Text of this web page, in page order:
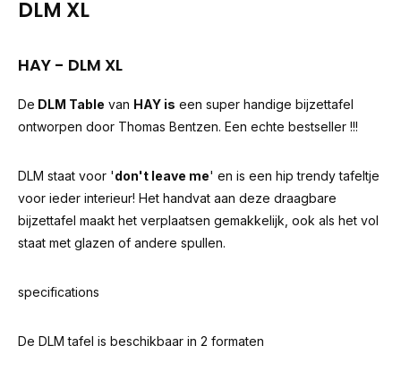
DLM XL
HAY - DLM XL
De DLM Table van HAY is een super handige bijzettafel
ontworpen door Thomas Bentzen. Een echte bestseller !!!
DLM staat voor 'don't leave me' en is een hip trendy tafeltje
voor ieder interieur! Het handvat aan deze draagbare
bijzettafel maakt het verplaatsen gemakkelijk, ook als het vol
staat met glazen of andere spullen.
specifications
De DLM tafel is beschikbaar in 2 formaten